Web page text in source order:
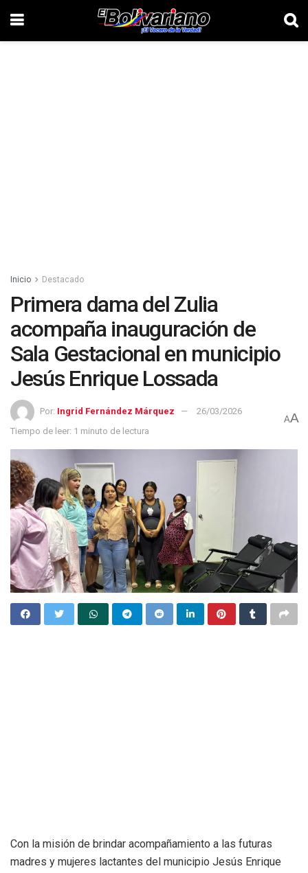
Inicio Destacado
Primera dama del Zulia
acompaña inauguración de
Sala Gestacional en municipio
Jesús Enrique Lossada
Por: Ingrid Fernández Márquez
26/03/2026
Tiempo de leer: 1 minuto de lectura
AA
Con la misión de brindar acompañamiento a las futuras
madres y mujeres lactantes del municipio Jesús Enrique